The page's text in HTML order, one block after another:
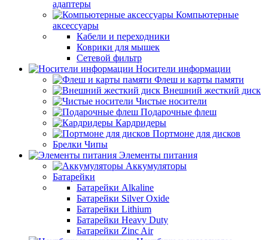
адаптеры
Компьютерные
аксессуары
Кабели и переходники
Коврики для мышек
Сетевой фильтр
Носители информации
Флеш и карты памяти
Внешний жесткий диск
Чистые носители
Подарочные флеш
Кардридеры
Портмоне для дисков
Брелки Чипы
Элементы питания
Аккумуляторы
Батарейки
Батарейки Alkaline
Батарейки Silver Oxide
Батарейки Lithium
Батарейки Heavy Duty
Батарейки Zinc Air